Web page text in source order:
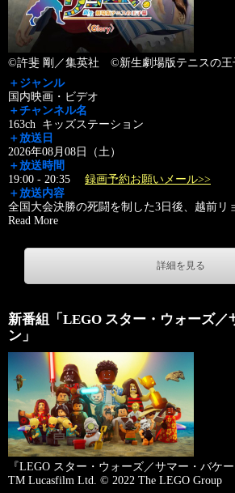
©許斐 剛／集英社 ©新生劇場版テニスの王
＋ジャンル
国内映画・ビデオ
＋チャンネル名
163ch キッズステーション
＋放送日
2026年08月08日（土）
＋放送時間
19:00 - 20:35 録画予約お願いメール>>
＋放送内容
全国大会決勝の死闘を制した3日後、越前リ
Read More
詳細を見る
新番組「LEGO スター・ウォーズ／
ン」
『LEGO スター・ウォーズ／サマー・バ
TM Lucasfilm Ltd. © 2022 The LEGO Group